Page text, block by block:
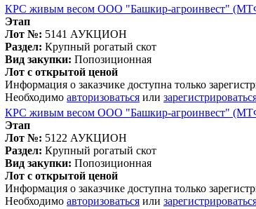
КРС живым весом ООО "Башкир-агроинвест"
Этап
Лот №: 5141 АУКЦИОН
Раздел: Крупный рогатый скот
Вид закупки: Попозиционная
Лот с открытой ценой
Информация о заказчике доступна только
Необходимо авторизоваться или
КРС живым весом ООО "Башкир-агроинвест"
Этап
Лот №: 5122 АУКЦИОН
Раздел: Крупный рогатый скот
Вид закупки: Попозиционная
Лот с открытой ценой
Информация о заказчике доступна только
Необходимо авторизоваться или